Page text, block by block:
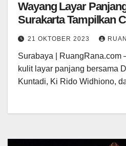
Wayang Layar
Surakarta Tampilkan
21 OKTOBER 2023
Surabaya | RuangRana.com
kulit layar panjang bersama
Kuntadi, Ki Rido Widhiono,